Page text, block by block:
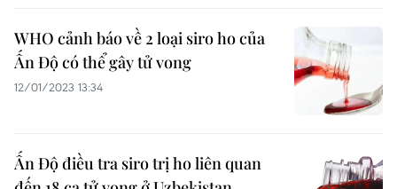
WHO cảnh báo về 2 loại siro ho của
Ấn Độ có thể gây tử vong
12/01/2023 13:34
Ấn Độ điều tra siro trị ho liên quan